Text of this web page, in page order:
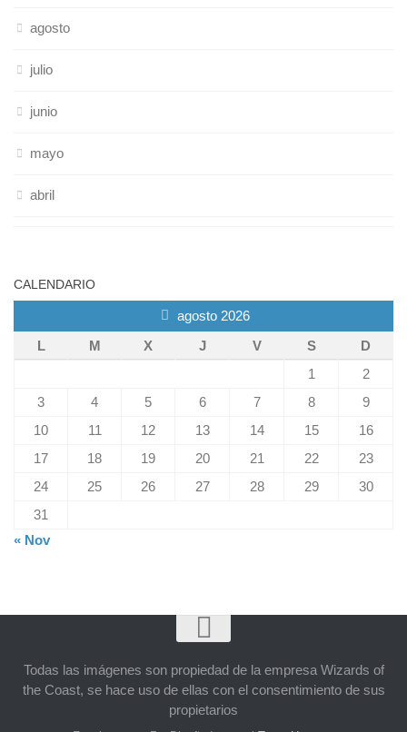
agosto
julio
junio
mayo
abril
CALENDARIO
agosto 2026
L
M X J V S
D
1
2
3
4 5 6 7 8
9
10
11 12 13 14 15
16
17
18 19 20 21 22
23
24
25 26 27 28 29
30
31
« Nov
Todas las imágenes son propiedad de la empresa Wizards of
the Coast, se hace uso de ellas con el consentimiento de sus
propietarios